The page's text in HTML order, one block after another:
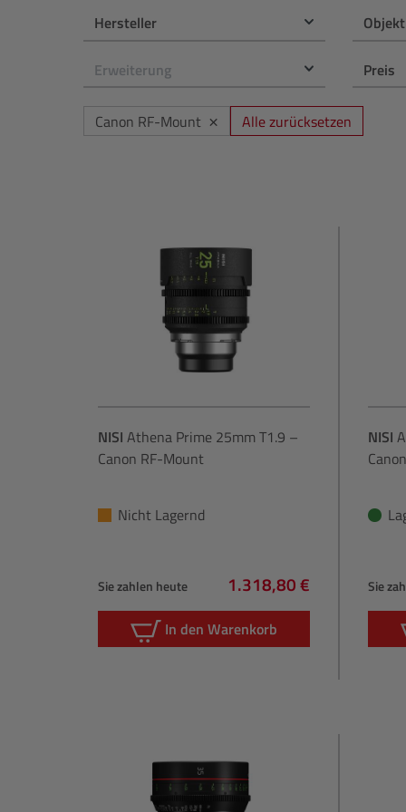
PC & Bildbearbeitung
Druck
Zubehör
NiSi
OM System
Panasonic
Hersteller
Erweiterung Preis
Canon RF-Mount × Alle zurücksetzen
NISI Athena Prime 25mm T1.9 –
Canon RF-Mount
Nicht Lagernd
Sie zahlen heute
Regulärer Preis:
1.318,80 €
In den Warenkorb
NISI
Sie